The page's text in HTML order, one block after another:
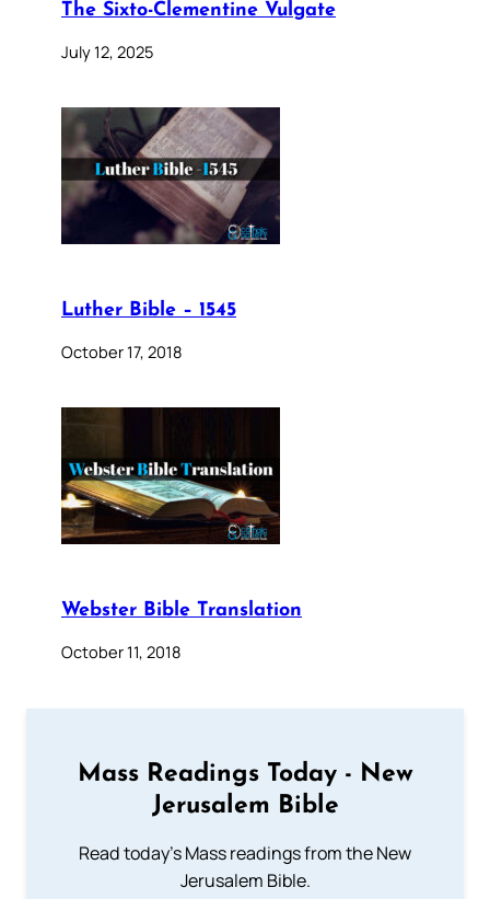
The Sixto-Clementine Vulgate
July 12, 2025
Luther Bible – 1545
October 17, 2018
Webster Bible Translation
October 11, 2018
Mass Readings Today - New
Jerusalem Bible
Read today's Mass readings from the New
Jerusalem Bible.